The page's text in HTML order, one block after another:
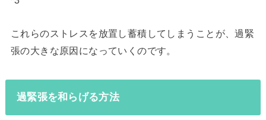
これらのストレスを放置し蓄積してしまうことが、過緊
張の大きな原因になっていくのです。
過緊張を和らげる方法